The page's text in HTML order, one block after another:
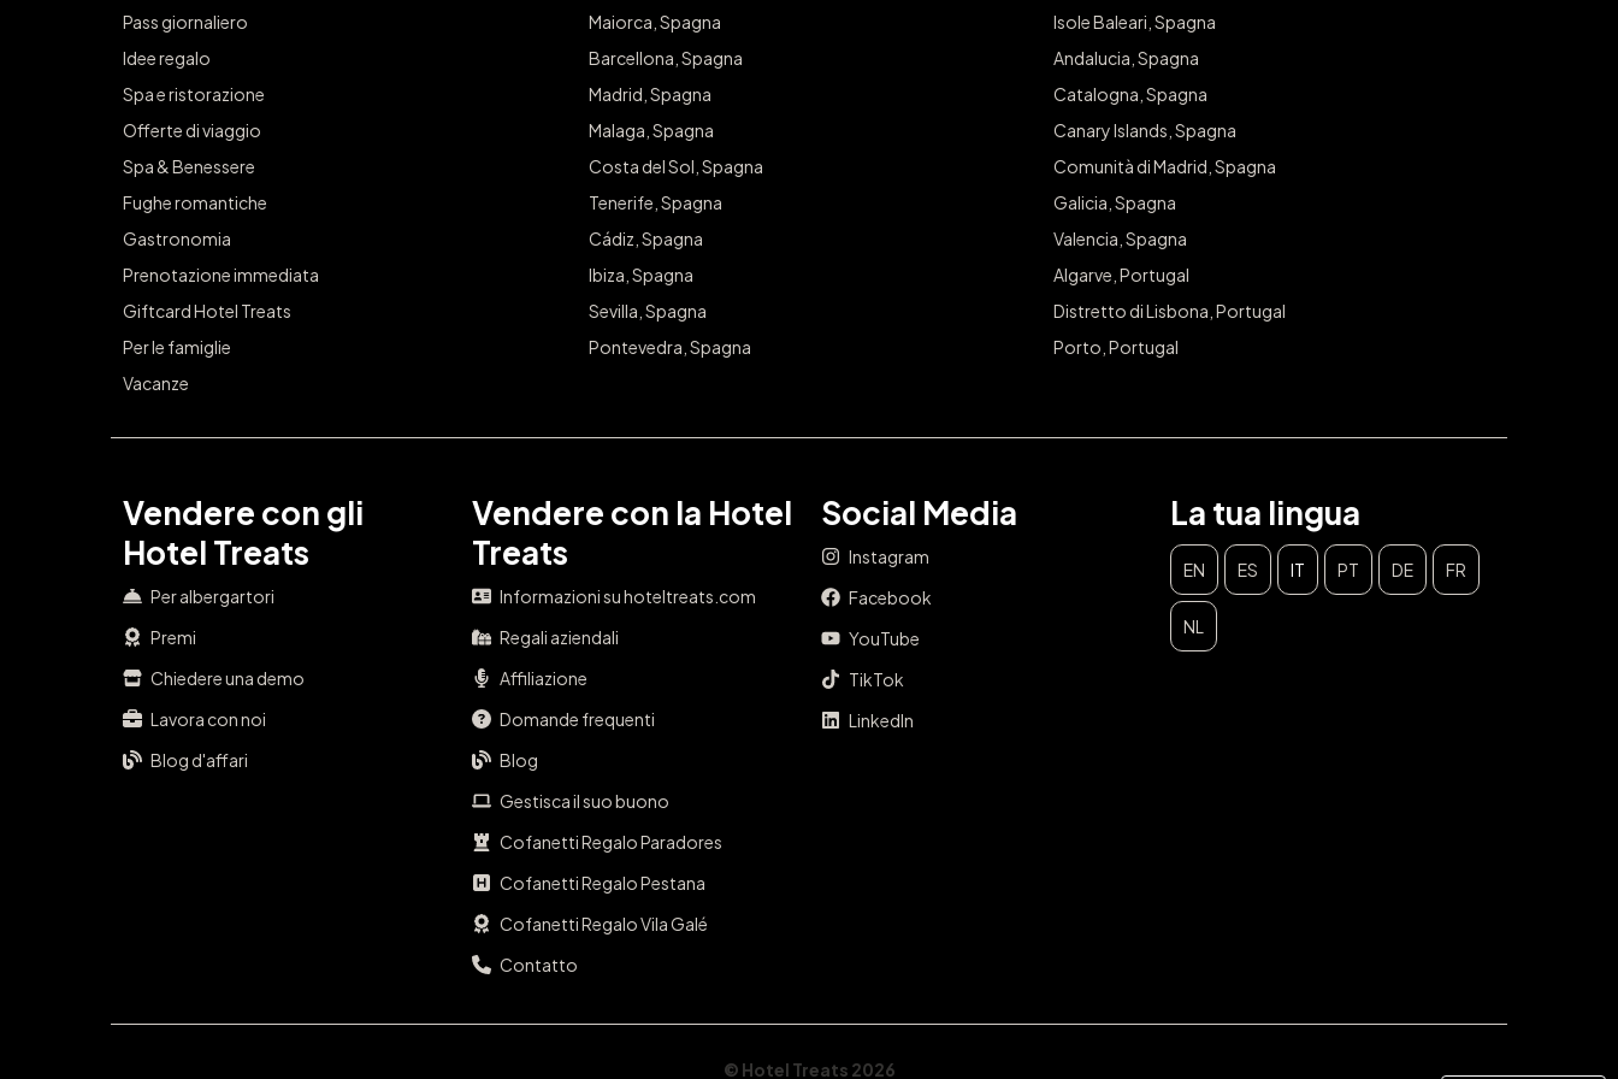
Pass giornaliero
Idee regalo
Spa e ristorazione
Offerte di viaggio
Spa & Benessere
Fughe romantiche
Gastronomia
Prenotazione immediata
Giftcard Hotel Treats
Per le famiglie
Vacanze
Maiorca, Spagna
Barcellona, Spagna
Madrid, Spagna
Malaga, Spagna
Costa del Sol, Spagna
Tenerife, Spagna
Cádiz, Spagna
Ibiza, Spagna
Sevilla, Spagna
Pontevedra, Spagna
Isole Baleari, Spagna
Andalucia, Spagna
Catalogna, Spagna
Canary Islands, Spagna
Comunità di Madrid, Spagna
Galicia, Spagna
Valencia, Spagna
Algarve, Portugal
Distretto di Lisbona, Portugal
Porto, Portugal
Vendere con gli
Hotel Treats
Per albergartori
Premi
Chiedere una demo
Lavora con noi
Blog d'affari
Vendere con la Hotel
Treats
Informazioni su hoteltreats.com
Regali aziendali
Affiliazione
Domande frequenti
Blog
Gestisca il suo buono
Cofanetti Regalo Paradores
Cofanetti Regalo Pestana
Cofanetti Regalo Vila Galé
Contatto
Social Media
Instagram
Facebook
YouTube
TikTok
LinkedIn
La tua lingua
EN ES IT PT DE FR
NL
© Hotel Treats 2026
Concediti il capriccio che meriti!